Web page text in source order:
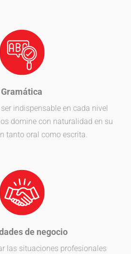
Gramática
indispensable en cada nivel
domine con naturalidad en su
tanto oral como escrita.
de negocio
las situaciones profesionales